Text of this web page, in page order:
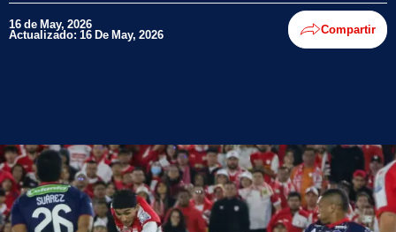
16 de May, 2026
Actualizado: 16 De May, 2026 Compartir